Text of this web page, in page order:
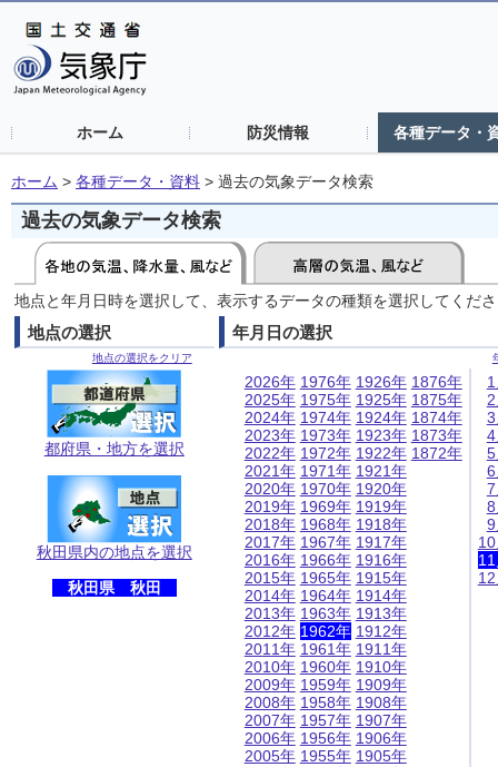
ホーム 防災情報 各種データ・
ホーム > 各種データ・資料 > 過去の気象データ検索
過去の気象データ検索
地点と年月日時を選択して、表示するデータの種類を選択してくだ
地点の選択
地点の選択をクリア
都府県・地方を選択
秋田県内の地点を選択
秋田県 秋田
年月日の選択
2026年
2025年
2024年
2023年
2022年
2021年
2020年
2019年
2018年
2017年
2016年
2015年
2014年
2013年
2012年
2011年
2010年
2009年
2008年
2007年
2006年
2005年
1976年
1975年
1974年
1973年
1972年
1971年
1970年
1969年
1968年
1967年
1966年
1965年
1964年
1963年
1962年
1961年
1960年
1959年
1958年
1957年
1956年
1955年
1926年
1925年
1924年
1923年
1922年
1921年
1920年
1919年
1918年
1917年
1916年
1915年
1914年
1913年
1912年
1911年
1910年
1909年
1908年
1907年
1906年
1905年
1876年
1875年
1874年
1873年
1872年